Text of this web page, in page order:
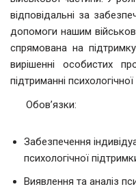
відповідальні за
допомоги нашим
спрямована на
вирішенні особистих
підтриманні психологічної
Обов’язки:
Забезпечення
психологічної
Виявлення та аналіз